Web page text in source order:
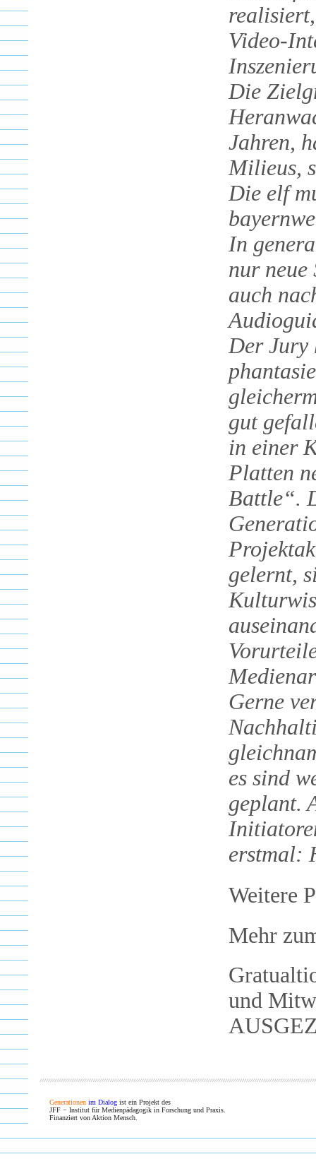
Video-
Die
Jahren,
Milieus,
Die elf
In
nur neue
auch
Der Jury
gut
in einer
Platten
Battle“.
gelernt,
Gerne
es sind
geplant.
erstmal:
Weitere
Mehr
und
Generationen im Dialog ist ein Projekt des
JFF − Institut für Medienpädagogik in Forschung und Praxis.
Finanziert von Aktion Mensch.